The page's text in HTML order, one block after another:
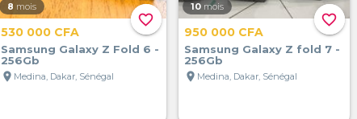
favorite_border
8 mois
530 000 CFA
Samsung Galaxy Z Fold 6 -
256Gb
location_on Medina, Dakar, Sénégal
favorite_border
10 mois
950 000 CFA
Samsung Galaxy Z fold 7 -
256Gb
location_on Medina, Dakar, Sénégal